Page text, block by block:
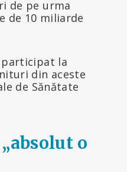
de pe urma
de 10 miliarde
participat la
din aceste
de Sănătate
o